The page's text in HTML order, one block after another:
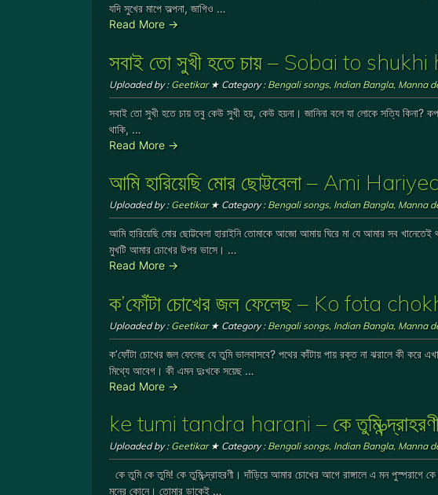
যদি সুখের মাপে অল্পনা, জাগিও …
Read More →
সবাই তো সুখী হতে চায় – Sobai to
Uploaded by : Geetikar ★ Category : Bengali songs, Indian Bangla, Manna
সবাই তো সুখী হতে চায় তবু কেউ সুখী হয়, কেউ হয়না। জানিনা বলে যা লোকে সত্যি
থাকি, …
Read More →
আমি হারিয়েছি মোর ছোট্টবেলা – Ami
Uploaded by : Geetikar ★ Category : Bengali songs, Indian Bangla, Manna
আমি হারিয়েছি মোর ছোট্টবেলা হারাইনি তোমাকে আজো আমায় ঘিরে মা যে আমার সব খানেতেই
মুখটি আমার চোখের উপর ভাসে। …
Read More →
ক’ফোঁটা চোখের জ‍ল ফেলেছ – Ko fota
Uploaded by : Geetikar ★ Category : Bengali songs, Indian Bangla, Manna
ক’ফোঁটা চোখের জ‍ল ফেলেছ যে তুমি ভালবাসবে? পথের কাঁটায় পায় রক্ত না ঝরালে কী করে
মিথ্যে আবেগ। কী এমন দুঃখকে সয়েছ …
Read More →
ke tumi tandra harani – কে তুমি
Uploaded by : Geetikar ★ Category : Bengali songs, Indian Bangla, Manna
কে তুমি কে তুমি! কে তুমি ত্ন্দ্রাহরণী। দাঁড়িয়ে আমার চোখের আগে রাঙ্গালে এ মন
মনের কোনে। তোমার ডাকেই …